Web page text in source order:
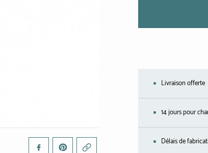
Livraison offerte
14 jours pour
Délais de